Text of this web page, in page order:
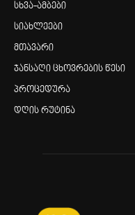
სხვა-ამბები
სიახლეები
მთავარი
ჯანსაღი ცხოვრების წესი
პროცედურა
დღის რუტინა